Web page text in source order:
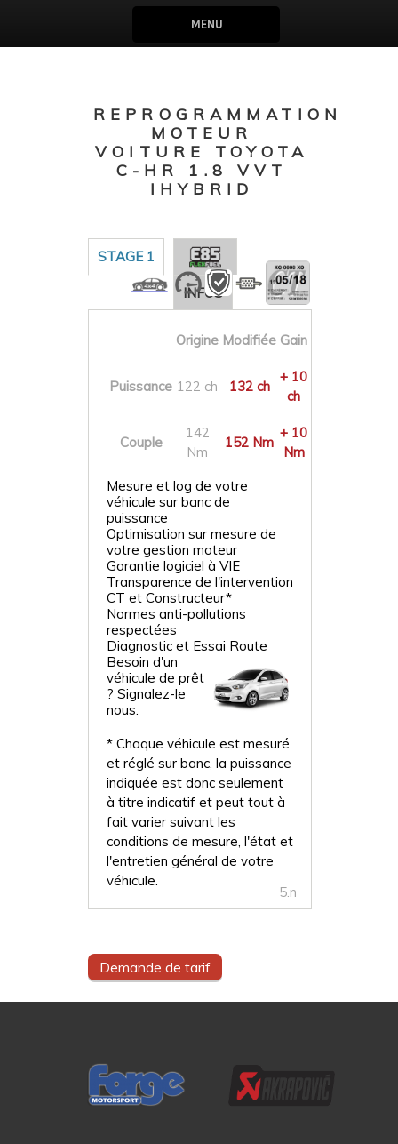
MENU
REPROGRAMMATION
MOTEUR
VOITURE TOYOTA
C-HR 1.8 VVT
IHYBRID
STAGE 1
INFOS
Origine Modifiée Gain
Puissance 122 ch 132 ch
+ 10
ch
Couple
142
Nm
152 Nm
+ 10
Nm
Mesure et log de votre
véhicule sur banc de
puissance
Optimisation sur mesure de
votre gestion moteur
Garantie logiciel à VIE
Transparence de l'intervention
CT et Constructeur*
Normes anti-pollutions
respectées
Diagnostic et Essai Route
Besoin d'un
véhicule de prêt
? Signalez-le
nous.
* Chaque véhicule est mesuré
et réglé sur banc, la puissance
indiquée est donc seulement
à titre indicatif et peut tout à
fait varier suivant les
conditions de mesure, l'état et
l'entretien général de votre
véhicule.
5.n
Demande de tarif